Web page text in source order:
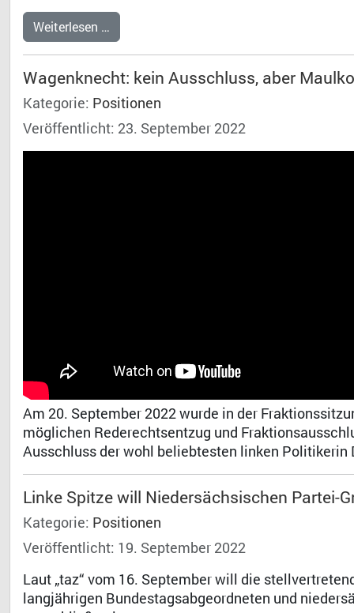
Dr.
Weiterlesen …
Wagenknecht: kein Ausschluss, aber
Kategorie: Positionen
Veröffentlicht: 23. September 2022
Am 20. September 2022 wurde in der
möglichen Rederechtsentzug und
Ausschluss der wohl beliebtesten linken
Linke Spitze will Niedersächsischen Partei-
Kategorie: Positionen
Veröffentlicht: 19. September 2022
Laut „taz“ vom 16. September will die
langjährigen Bundestagsabgeordneten und